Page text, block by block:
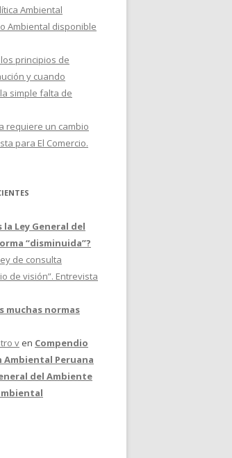
Ambiental
Ambiental disponible
principios de
y cuando
simple falta de
requiere un cambio
para El Comercio.
la Ley General del
“disminuida”?
de consulta
de visión”. Entrevista
muchas normas
v en Compendio
Ambiental Peruana
del Ambiente